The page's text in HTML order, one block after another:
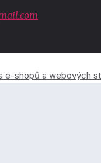
e-shopů a webových